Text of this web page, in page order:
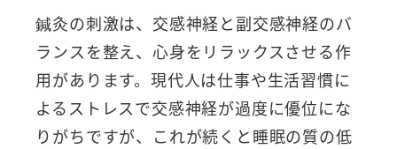
鍼灸の刺激は、交感神経と副交感神経のバ
ランスを整え、心身をリラックスさせる作
用があります。現代人は仕事や生活習慣に
よるストレスで交感神経が過度に優位にな
りがちですが、これが続くと睡眠の質の低